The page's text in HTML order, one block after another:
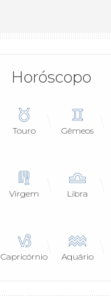
Horóscopo
Touro Gêmeos
Virgem Libra
Capricórnio Aquário